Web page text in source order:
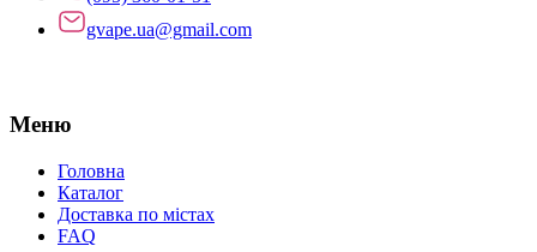
gvape.ua@gmail.com
Меню
Головна
Каталог
Доставка по містах
FAQ